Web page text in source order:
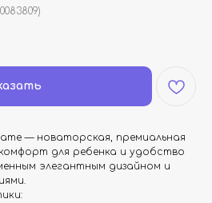
— новаторская, премиальная
для ребенка и удобство
элегантным дизайном и